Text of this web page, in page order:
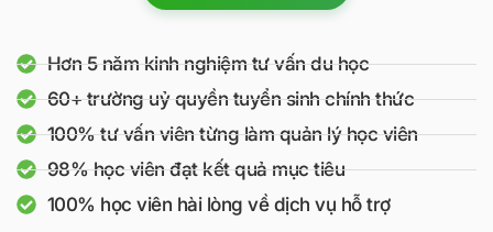
Hơn 5 năm kinh nghiệm tư vấn du học
60+ trường uỷ quyền tuyển sinh chính thức
100% tư vấn viên từng làm quản lý học viên
98% học viên đạt kết quả mục tiêu
100% học viên hài lòng về dịch vụ hỗ trợ